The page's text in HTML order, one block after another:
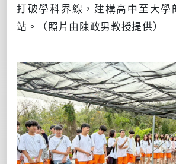
打破學科界線，建構高中至大學
站。（照片由陳政男教授提供）